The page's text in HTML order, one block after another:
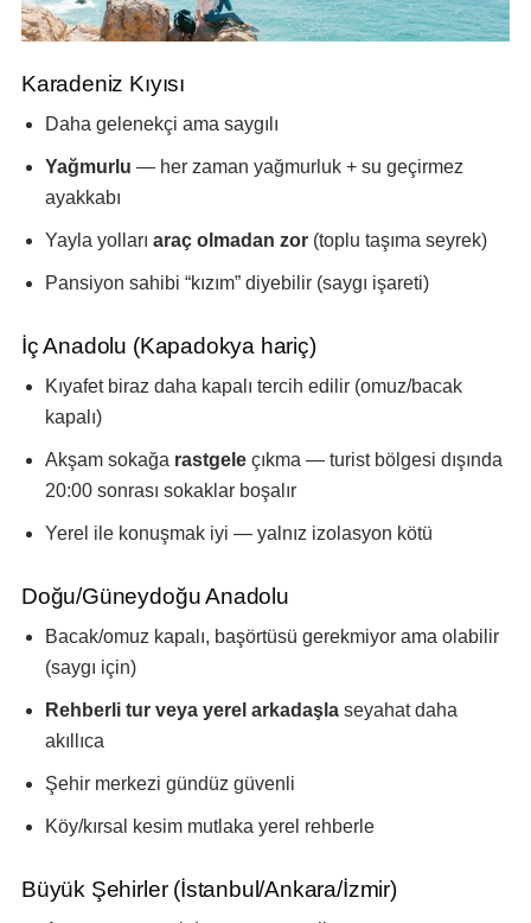
Karadeniz Kıyısı
Daha gelenekçi ama saygılı
Yağmurlu — her zaman yağmurluk + su geçirmez
ayakkabı
Yayla yolları araç olmadan zor (toplu taşıma seyrek)
Pansiyon sahibi “kızım” diyebilir (saygı işareti)
İç Anadolu (Kapadokya hariç)
Kıyafet biraz daha kapalı tercih edilir (omuz/bacak
kapalı)
Akşam sokağa rastgele çıkma — turist bölgesi dışında
20:00 sonrası sokaklar boşalır
Yerel ile konuşmak iyi — yalnız izolasyon kötü
Doğu/Güneydoğu Anadolu
Bacak/omuz kapalı, başörtüsü gerekmiyor ama olabilir
(saygı için)
Rehberli tur veya yerel arkadaşla seyahat daha
akıllıca
Şehir merkezi gündüz güvenli
Köy/kırsal kesim mutlaka yerel rehberle
Büyük Şehirler (İstanbul/Ankara/İzmir)